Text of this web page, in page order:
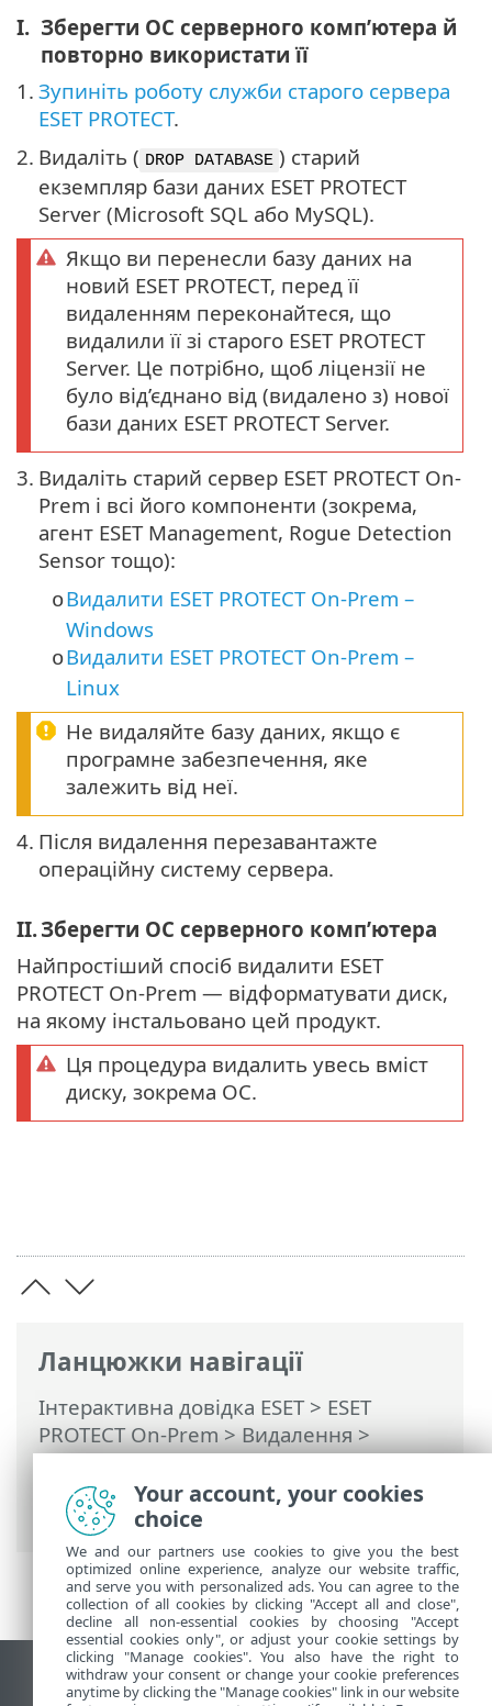
Ланцюжки навігації
Інтерактивна довідка ESET> ESET
PROTECT On-Prem>Видалення>
Видалення старого сервера ESET
PROTECT після перенесення на новий
сервер
I. Зберегти ОС серверного комп’ютера й
повторно використати її
1. Зупиніть роботу служби старого сервера
ESET PROTECT.
2. Видаліть ( DROP DATABASE ) старий
екземпляр бази даних ESET PROTECT
Server (Microsoft SQL або MySQL).
Якщо ви перенесли базу даних на
новий ESET PROTECT, перед її
видаленням переконайтеся, що
видалили її зі старого ESET PROTECT
Server. Це потрібно, щоб ліцензії не
було від’єднано від (видалено з) нової
бази даних ESET PROTECT Server.
3. Видаліть старий сервер ESET PROTECT On-
Prem і всі його компоненти (зокрема,
агент ESET Management, Rogue Detection
Sensor тощо):
oВидалити ESET PROTECT On-Prem –
Windows
oВидалити ESET PROTECT On-Prem –
Linux
Не видаляйте базу даних, якщо є
програмне забезпечення, яке
залежить від неї.
4. Після видалення перезавантажте
операційну систему сервера.
II.Зберегти ОС серверного комп’ютера
Найпростіший спосіб видалити ESET
PROTECT On-Prem — відформатувати диск,
на якому інстальовано цей продукт.
Ця процедура видалить увесь вміст
диску, зокрема ОС.
Переглянути повну версію
Your account, your cookies
choice
We and our partners use cookies to give you the best
optimized online experience, analyze our website traffic,
and serve you with personalized ads. You can agree to the
collection of all cookies by clicking "Accept all and close",
decline all non-essential cookies by choosing "Accept
essential cookies only", or adjust your cookie settings by
clicking "Manage cookies". You also have the right to
withdraw your consent or change your cookie preferences
anytime by clicking the "Manage cookies" link in our website